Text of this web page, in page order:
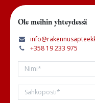
Ole meihin yhteydessä
+358 19 233 975